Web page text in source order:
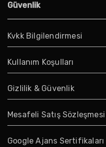
Güvenlik
Kvkk Bilgilendirmesi
Kullanım Koşulları
Gizlilik & Güvenlik
Mesafeli Satış Sözleşmesi
Google Ajans Sertifikaları